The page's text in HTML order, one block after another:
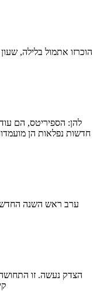
ערב ראש השנה החדשה,